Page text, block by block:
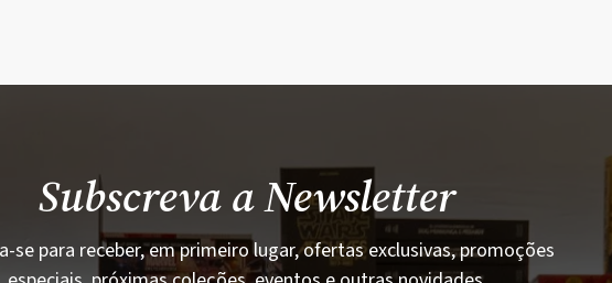
Subscreva a Newsletter
se para receber, em primeiro lugar, ofertas exclusivas, promoções